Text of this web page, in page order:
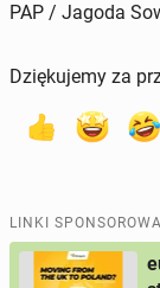
PAP / Jagoda
Dziękujemy za
LINKI